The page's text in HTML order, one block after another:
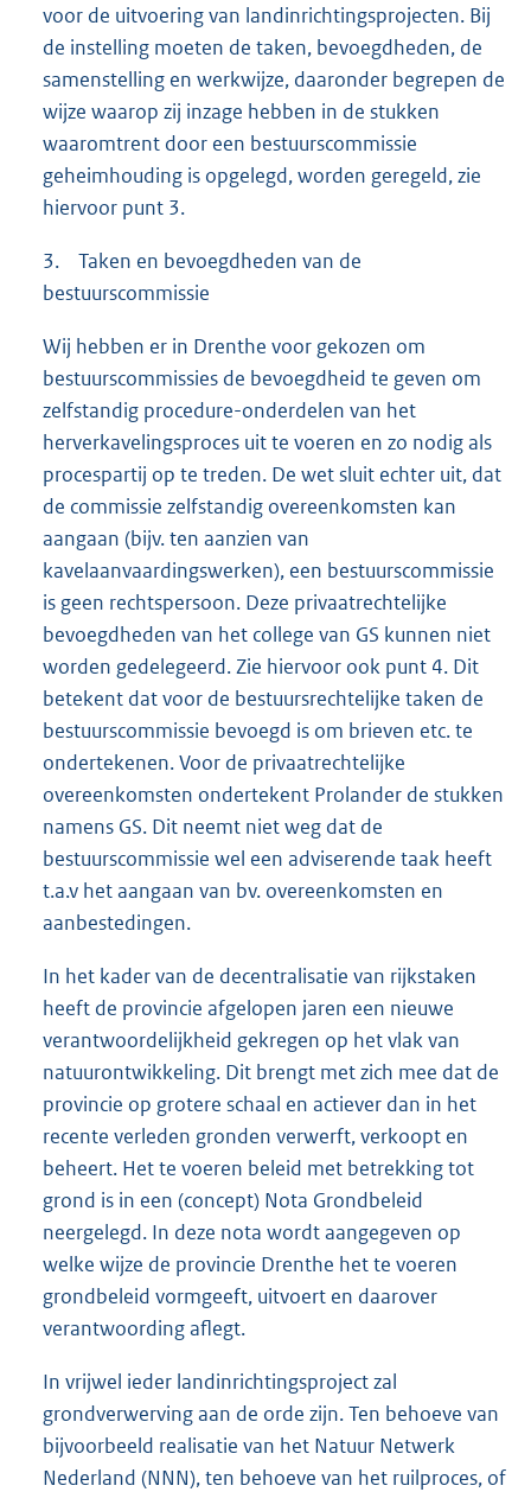
voor de uitvoering van landinrichtingsprojecten. Bij
de instelling moeten de taken, bevoegdheden, de
samenstelling en werkwijze, daaronder begrepen de
wijze waarop zij inzage hebben in de stukken
waaromtrent door een bestuurscommissie
geheimhouding is opgelegd, worden geregeld, zie
hiervoor punt 3.
3. Taken en bevoegdheden van de
bestuurscommissie
Wij hebben er in Drenthe voor gekozen om
bestuurscommissies de bevoegdheid te geven om
zelfstandig procedure-onderdelen van het
herverkavelingsproces uit te voeren en zo nodig als
procespartij op te treden. De wet sluit echter uit, dat
de commissie zelfstandig overeenkomsten kan
aangaan (bijv. ten aanzien van
kavelaanvaardingswerken), een bestuurscommissie
is geen rechtspersoon. Deze privaatrechtelijke
bevoegdheden van het college van GS kunnen niet
worden gedelegeerd. Zie hiervoor ook punt 4. Dit
betekent dat voor de bestuursrechtelijke taken de
bestuurscommissie bevoegd is om brieven etc. te
ondertekenen. Voor de privaatrechtelijke
overeenkomsten ondertekent Prolander de stukken
namens GS. Dit neemt niet weg dat de
bestuurscommissie wel een adviserende taak heeft
t.a.v het aangaan van bv. overeenkomsten en
aanbestedingen.
In het kader van de decentralisatie van rijkstaken
heeft de provincie afgelopen jaren een nieuwe
verantwoordelijkheid gekregen op het vlak van
natuurontwikkeling. Dit brengt met zich mee dat de
provincie op grotere schaal en actiever dan in het
recente verleden gronden verwerft, verkoopt en
beheert. Het te voeren beleid met betrekking tot
grond is in een (concept) Nota Grondbeleid
neergelegd. In deze nota wordt aangegeven op
welke wijze de provincie Drenthe het te voeren
grondbeleid vormgeeft, uitvoert en daarover
verantwoording aflegt.
In vrijwel ieder landinrichtingsproject zal
grondverwerving aan de orde zijn. Ten behoeve van
bijvoorbeeld realisatie van het Natuur Netwerk
Nederland (NNN), ten behoeve van het ruilproces, of